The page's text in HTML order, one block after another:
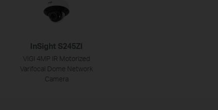
InSight S245ZI
VIGI 4MP IR Motorized
Varifocal Dome Network
Camera